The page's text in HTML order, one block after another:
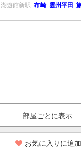
湖遊館新駅 布崎 雲州平田
部屋ごとに表示
お気に入りに追加